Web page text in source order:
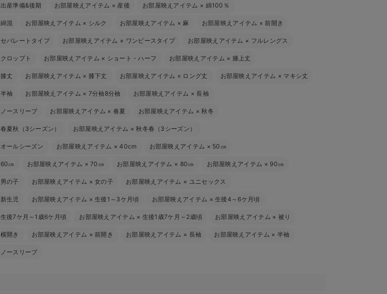
出産準備&後期 お部屋映えアイテム × 産後 お部屋映えアイテム × 綿100％
綿混 お部屋映えアイテム × シルク お部屋映えアイテム × 麻 お部屋映えアイテム ×前開き
セパレートタイプ お部屋映えアイテム × ワンピースタイプ お部屋映えアイテム × フルレングス
クロップト お部屋映えアイテム × ショート・ハーフ お部屋映えアイテム × 膝上丈
膝丈 お部屋映えアイテム × 膝下丈 お部屋映えアイテム × ロング丈 お部屋映えアイテム × マキシ丈
半袖 お部屋映えアイテム × 7分袖8分袖 お部屋映えアイテム ×長袖
ノースリーブ お部屋映えアイテム ×春夏 お部屋映えアイテム ×秋冬
春夏秋（3シーズン） お部屋映えアイテム ×秋冬春（3シーズン）
オールシーズン お部屋映えアイテム ×40cm お部屋映えアイテム × 50㎝
60㎝ お部屋映えアイテム ×70㎝ お部屋映えアイテム × 80㎝ お部屋映えアイテム × 90㎝
男の子 お部屋映えアイテム ×女の子 お部屋映えアイテム × ユニセックス
新生児 お部屋映えアイテム ×生後1～3ケ月頃 お部屋映えアイテム ×生後4～6ケ月頃
生後7ケ月～1歳6ケ月頃 お部屋映えアイテム × 生後1歳7ケ月～2歳頃 お部屋映えアイテム × 被り
横開き お部屋映えアイテム ×前開き お部屋映えアイテム × 長袖 お部屋映えアイテム × 半袖
ノースリーブ